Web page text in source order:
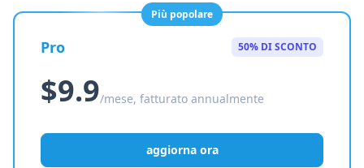
Più popolare
Pro 50% DI SCONTO
$9.9/mese, fatturato annualmente
aggiorna ora